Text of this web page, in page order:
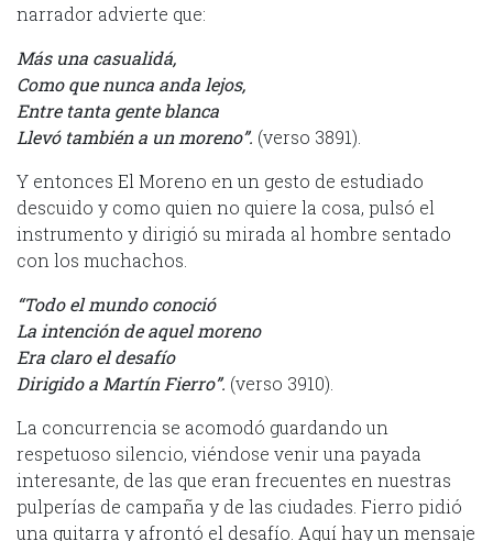
narrador advierte que:
Más una casualidá,
Como que nunca anda lejos,
Entre tanta gente blanca
Llevó también a un moreno”. (verso 3891).
Y entonces El Moreno en un gesto de estudiado
descuido y como quien no quiere la cosa, pulsó el
instrumento y dirigió su mirada al hombre sentado
con los muchachos.
“Todo el mundo conoció
La intención de aquel moreno
Era claro el desafío
Dirigido a Martín Fierro”. (verso 3910).
La concurrencia se acomodó guardando un
respetuoso silencio, viéndose venir una payada
interesante, de las que eran frecuentes en nuestras
pulperías de campaña y de las ciudades. Fierro pidió
una guitarra y afrontó el desafío. Aquí hay un mensaje